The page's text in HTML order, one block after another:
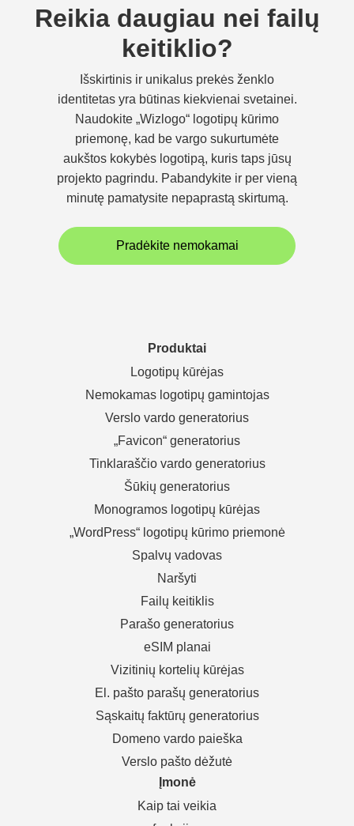
Reikia daugiau nei failų
keitiklio?
Išskirtinis ir unikalus prekės ženklo
identitetas yra būtinas kiekvienai svetainei.
Naudokite „Wizlogo“ logotipų kūrimo
priemonę, kad be vargo sukurtumėte
aukštos kokybės logotipą, kuris taps jūsų
projekto pagrindu. Pabandykite ir per vieną
minutę pamatysite nepaprastą skirtumą.
Pradėkite nemokamai
Produktai
Logotipų kūrėjas
Nemokamas logotipų gamintojas
Verslo vardo generatorius
„Favicon“ generatorius
Tinklaraščio vardo generatorius
Šūkių generatorius
Monogramos logotipų kūrėjas
„WordPress“ logotipų kūrimo priemonė
Spalvų vadovas
Naršyti
Failų keitiklis
Parašo generatorius
eSIM planai
Vizitinių kortelių kūrėjas
El. pašto parašų generatorius
Sąskaitų faktūrų generatorius
Domeno vardo paieška
Verslo pašto dėžutė
Įmonė
Kaip tai veikia